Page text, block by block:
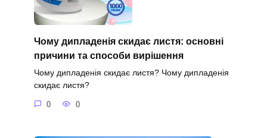
Чому дипладенія скидає листя: основні
причини та способи вирішення
Чому дипладенія скидає листя? Чому дипладенія
скидає листя?
0 0